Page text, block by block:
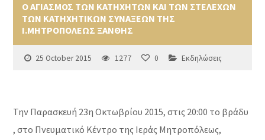
Ο ΑΓΙΑΣΜΟΣ ΤΩΝ ΚΑΤΗΧΗΤΩΝ ΚΑΙ ΤΩΝ ΣΤΕΛΕΧΩΝ
ΤΩΝ ΚΑΤΗΧΗΤΙΚΩΝ ΣΥΝΑΞΕΩΝ ΤΗΣ
Ι.ΜΗΤΡΟΠΟΛΕΩΣ ΞΑΝΘΗΣ
25 October 2015 1277 0 Εκδηλώσεις
Την Παρασκευή 23η Οκτωβρίου 2015, στις 20:00 το βράδυ
, στο Πνευματικό Κέντρο της Ιεράς Μητροπόλεως,